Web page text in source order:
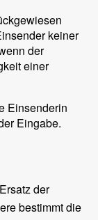
keiner
der
einer
Einsenderin
Eingabe.
der
bestimmt die